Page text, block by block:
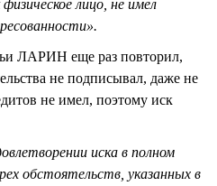
лицо, не имел
ЛАРИН еще раз повторил,
не подписывал, даже не
не имел, поэтому иск
иска в полном
обстоятельств, указанных в